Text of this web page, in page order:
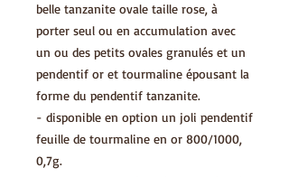
belle tanzanite ovale taille rose, à
porter seul ou en accumulation avec
un ou des petits ovales granulés et un
pendentif or et tourmaline épousant la
forme du pendentif tanzanite.
- disponible en option un joli pendentif
feuille de tourmaline en or 800/1000,
0,7g.